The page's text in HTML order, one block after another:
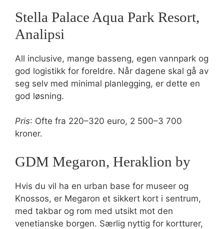
Stella Palace Aqua Park Resort,
Analipsi
All inclusive, mange basseng, egen vannpark og
god logistikk for foreldre. Når dagene skal gå av
seg selv med minimal planlegging, er dette en
god løsning.
Pris: Ofte fra 220–320 euro, 2 500–3 700
kroner.
GDM Megaron, Heraklion by
Hvis du vil ha en urban base for museer og
Knossos, er Megaron et sikkert kort i sentrum,
med takbar og rom med utsikt mot den
venetianske borgen. Særlig nyttig for kortturer,